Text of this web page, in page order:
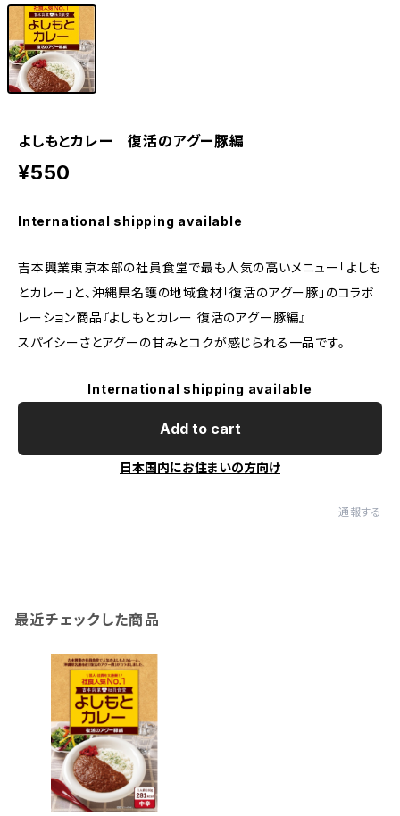
よしもとカレー 復活のアグー豚編
¥550
International shipping available
吉本興業東京本部の社員食堂で最も人気の高いメニュー「よしも
とカレー」と、沖縄県名護の地域食材「復活のアグー豚」のコラボ
レーション商品『よしもとカレー 復活のアグー豚編』
スパイシーさとアグーの甘みとコクが感じられる一品です。
International shipping available
Add to cart
日本国内にお住まいの方向け
通報する
最近チェックした商品